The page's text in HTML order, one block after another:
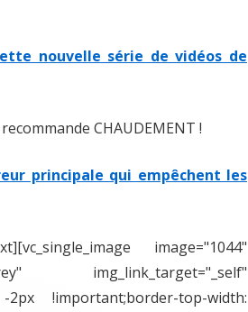
nouvelle série de vidéos de
CHAUDEMENT !
principale qui empêchent les
image="1044"
img_link_target="_self"
-2px !important;border-top-width: